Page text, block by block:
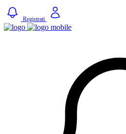
Registrati